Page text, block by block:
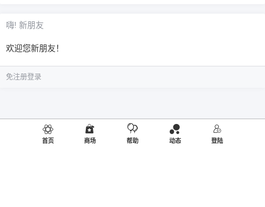
嗨! 新朋友
欢迎您新朋友！
免注册登录
首页 商场 帮助 动态 登陆